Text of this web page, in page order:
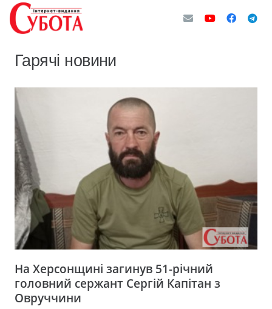
Гарячі новини
На Херсонщині загинув 51-річний
головний сержант Сергій Капітан з
Овруччини